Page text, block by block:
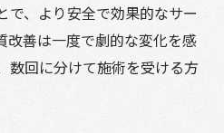
で、より安全で効果的なサー
改善は一度で劇的な変化を感
数回に分けて施術を受ける方